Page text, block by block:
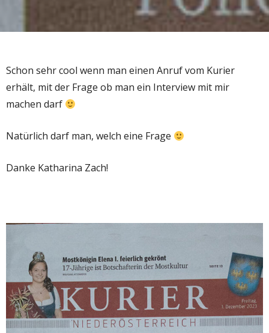
Schon sehr cool wenn man einen Anruf vom Kurier
erhält, mit der Frage ob man ein Interview mit mir
machen darf
Natürlich darf man, welch eine Frage
Danke Katharina Zach!